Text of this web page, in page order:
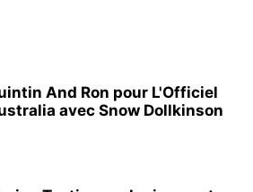
And Ron pour L'Officiel
avec Snow Dollkinson